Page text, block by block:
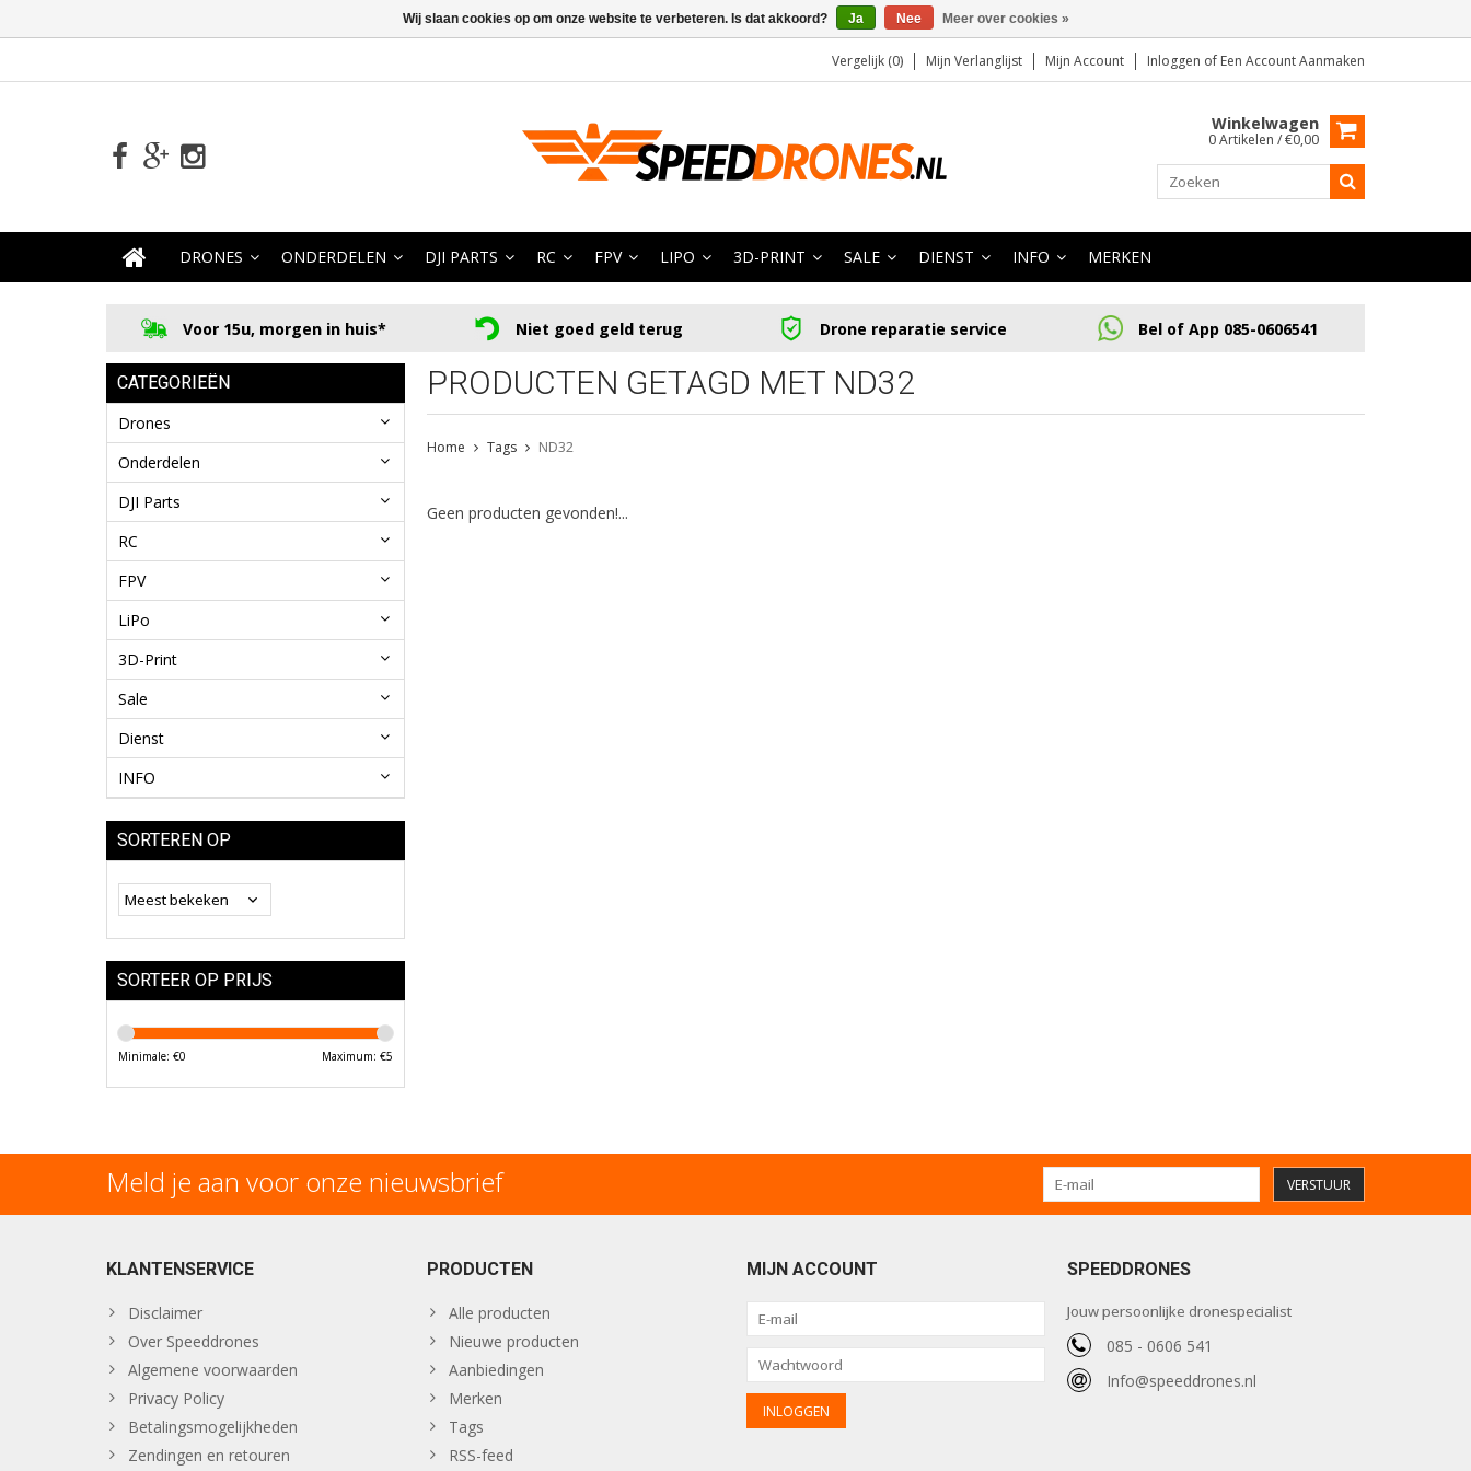
Vergelijk (0) Mijn Verlanglijst Mijn Account Inloggen of Een Account Aanmaken
Winkelwagen
0 Artikelen / €0,00
DRONES ONDERDELEN DJI PARTS RC FPV LIPO 3D-PRINT SALE DIENST INFO MERKEN
Voor 15u, morgen in huis* Niet goed geld terug Drone reparatie service Bel of App 085-0606541
CATEGORIEËN
Drones
Onderdelen
DJI Parts
RC
FPV
LiPo
3D-Print
Sale
Dienst
INFO
SORTEREN OP
SORTEER OP PRIJS
Minimale: €0 Maximum: €5
PRODUCTEN GETAGD MET ND32
Home Tags ND32
Geen producten gevonden!...
Meld je aan voor onze nieuwsbrief VERSTUUR
KLANTENSERVICE
Disclaimer
Over Speeddrones
Algemene voorwaarden
Privacy Policy
Betalingsmogelijkheden
Zendingen en retouren
PRODUCTEN
Alle producten
Nieuwe producten
Aanbiedingen
Merken
Tags
RSS-feed
MIJN ACCOUNT SPEEDDRONES
Jouw persoonlijke dronespecialist
085 - 0606 541
Info@speeddrones.nl
Wij slaan cookies op om onze website te verbeteren. Is dat akkoord? Ja Nee Meer over cookies »